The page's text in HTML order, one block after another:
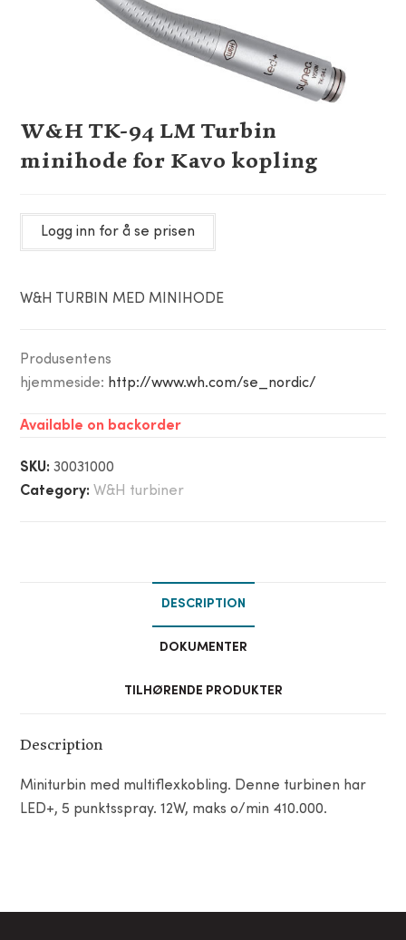
W&H TK-94 LM Turbin
minihode for Kavo kopling
Logg inn for å se prisen
W&H TURBIN MED MINIHODE
Produsentens
hjemmeside: http://www.wh.com/se_nordic/
Available on backorder
SKU:30031000
Category: W&H turbiner
DESCRIPTION
DOKUMENTER
TILHØRENDE PRODUKTER
Description
Miniturbin med multiflexkobling. Denne turbinen har
LED+, 5 punktsspray. 12W, maks o/min 410.000.